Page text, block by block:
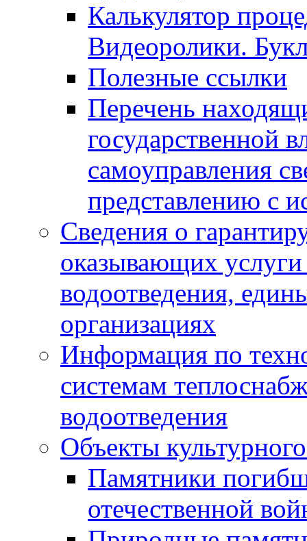
Калькулятор
Видеоролики.
Полезные ссылки
Перечень
государственной
самоуправления
представлению с
Сведения о
оказывающих
водоотведения,
организациях
Информация по
системам
водоотведения
Объекты
Памятники
отечественной